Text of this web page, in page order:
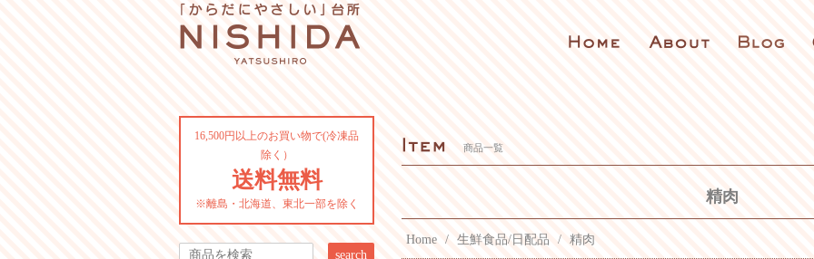
商品一覧
精肉
Home 生鮮食品/日配品 精肉
16,500円以上のお買い物で(冷凍品
除く）
送料無料
※離島・北海道、東北一部を除く
search